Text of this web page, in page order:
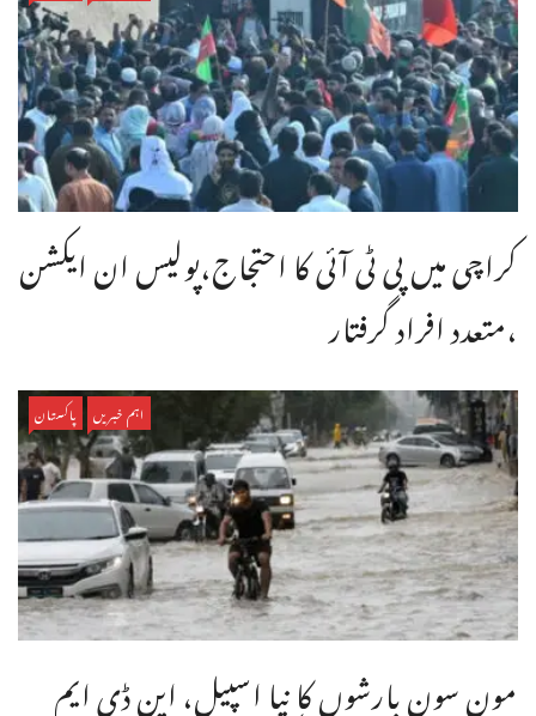
کراچی میں پی ٹی آئی کا احتجاج،پولیس ان ایکشن
،متعدد افراد گرفتار
اہم خبریں پاکستان
مون سون بارشوں کا نیا اسپیل، این ڈی ایم